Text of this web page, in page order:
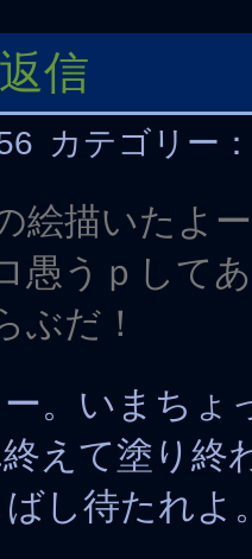
信
カテゴリー：
絵描いたよ
愚うｐして
ぶだ！
。いまちょ
えて塗り終
し待たれよ